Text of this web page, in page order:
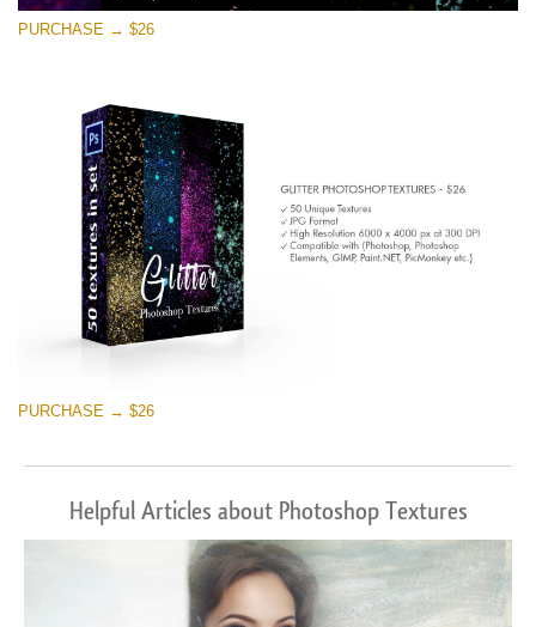
Download Gratuito
PURCHASE → $26
PURCHASE → $26
Helpful Articles about Photoshop Textures